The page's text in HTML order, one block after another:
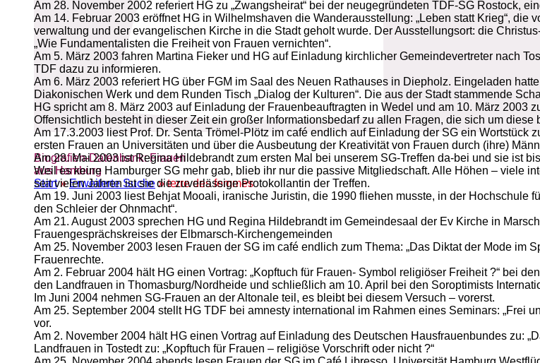
Biografien-Datenbank: Frauen
aus Hamburg
Start»Erweiterte Suche» terre des femmes
Am 28. November 2002 referiert HG zu „Zwangsheirat“ bei der neugegründeten TDF-SG Rostock,
Am 14. Februar 2003 eröffnet HG in Wilhelmshaven die Wanderausstellung: „Leben statt Krieg“, die
verwaltung und der evangelischen Kirche in die Stadt geholt wurde. Der Ausstellungsort: die
„Wie Fundamentalisten die Freiheit von Frauen vernichten“.
Am 5. März 2003 fahren Martina Fieker und HG auf Einladung kirchlicher Gemeindevertreter nach
TDF dazu zu informieren.
Am 6. März 2003 referiert HG über FGM im Saal des Neuen Rathauses in Diepholz. Eingeladen
Diakonischen Werk und dem Runden Tisch „Dialog der Kulturen“. Die aus der Stadt stammende
HG spricht am 8. März 2003 auf Einladung der Frauenbeauftragten in Wedel und am 10. März 2003
Offensichtlich besteht in dieser Zeit ein großer Informationsbedarf zu allen Fragen, die sich um
Am 17.3.2003 liest Prof. Dr. Senta Trömel-Plötz im café endlich auf Einladung der SG ein
ersten Frauen an Universitäten und über die Ausbeutung der Kreativität von Frauen durch (ihre)
Am 28. Mai 2003 ist Regina Hildebrandt zum ersten Mal bei unserem SG-Treffen da-bei und sie ist
Weil es keine Hamburger SG mehr gab, blieb ihr nur die passive Mitgliedschaft. Alle Höhen – viele
seit vielen Jahren ist sie die zuverlässige Protokollantin der Treffen.
Am 19. Juni 2003 liest Behjat Mooali, iranische Juristin, die 1990 fliehen musste, in der Hochschule
den Schleier der Ohnmacht“.
Am 21. August 2003 sprechen HG und Regina Hildebrandt im Gemeindesaal der Ev Kirche in
Frauengesprächskreises der Elbmarsch-Kirchengemeinden
Am 25. November 2003 lesen Frauen der SG im café endlich zum Thema: „Das Diktat der Mode im
Frauenrechte.
Am 2. Februar 2004 hält HG einen Vortrag: „Kopftuch für Frauen- Symbol religiöser Freiheit ?“ bei
den Landfrauen in Thomasburg/Nordheide und schließlich am 10. April bei den Soroptimists
Im Juni 2004 nehmen SG-Frauen an der Altonale teil, es bleibt bei diesem Versuch – vorerst.
Am 25. September 2004 stellt HG TDF bei amnesty international im Rahmen eines Seminars: „Frei
vor.
Am 2. November 2004 hält HG einen Vortrag auf Einladung des Deutschen Hausfrauenbundes zu:
Landfrauen in Tostedt zu: „Kopftuch für Frauen – religiöse Vorschrift oder nicht ?“